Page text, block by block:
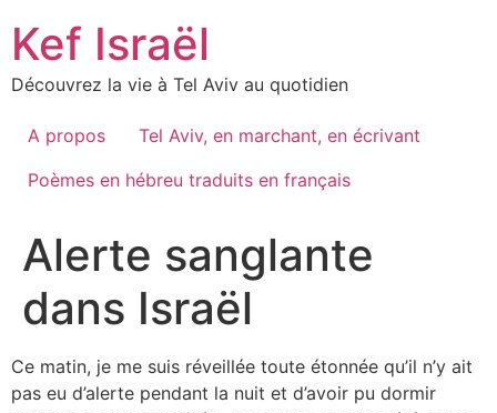
content
Kef Israël
Découvrez la vie à Tel Aviv au quotidien
A propos
Tel Aviv, en marchant, en écrivant
Poèmes en hébreu traduits en français
Alerte sanglante
dans Israël
Ce matin, je me suis réveillée toute étonnée qu’il n’y ait
pas eu d’alerte pendant la nuit et d’avoir pu dormir